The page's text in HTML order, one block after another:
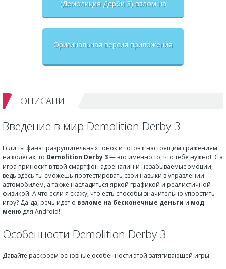
(Демолиция Дерби 3) взлом на
Оригинальная версия приложения
ОПИСАНИЕ
Введение в мир Demolition Derby 3
Если ты фанат разрушительных гонок и готов к настоящим сражениям
на колесах, то Demolition Derby 3— это именно то, что тебе нужно! Эта
игра приносит в твой смартфон адреналин и незабываемые эмоции,
ведь здесь ты сможешь протестировать свои навыки в управлении
автомобилем, а также насладиться яркой графикой и реалистичной
физикой. А что если я скажу, что есть способы значительно упростить
игру? Да-да, речь идет о взломе на бесконечные деньги и мод
меню для Android!
Особенности Demolition Derby 3
Давайте раскроем основные особенности этой затягивающей игры: